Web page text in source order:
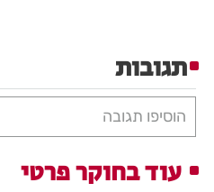
תגובות
הוסיפו תגובה
עוד בחוקר פרטי